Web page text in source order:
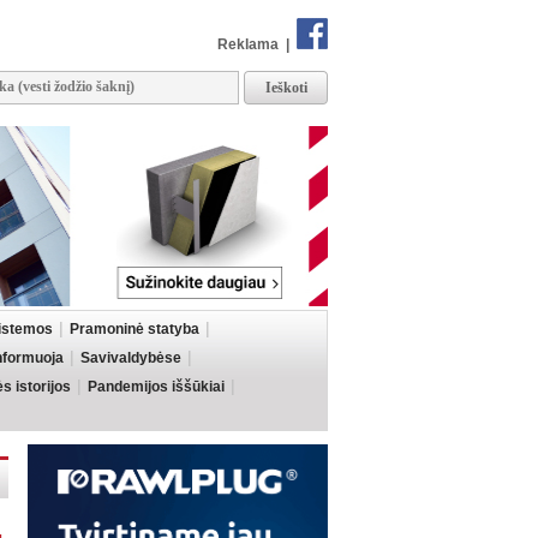
Reklama
Pramoninė statyba
Savivaldybėse
istorijos
Pandemijos iššūkiai